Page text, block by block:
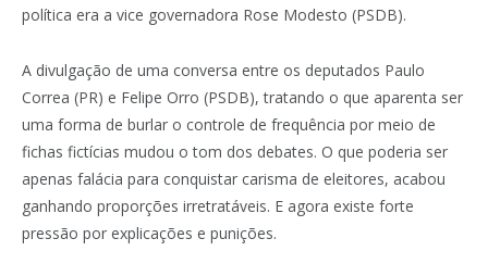
política era a vice governadora Rose Modesto (PSDB).
A divulgação de uma conversa entre os deputados Paulo
Correa (PR) e Felipe Orro (PSDB), tratando o que aparenta ser
uma forma de burlar o controle de frequência por meio de
fichas fictícias mudou o tom dos debates. O que poderia ser
apenas falácia para conquistar carisma de eleitores, acabou
ganhando proporções irretratáveis. E agora existe forte
pressão por explicações e punições.